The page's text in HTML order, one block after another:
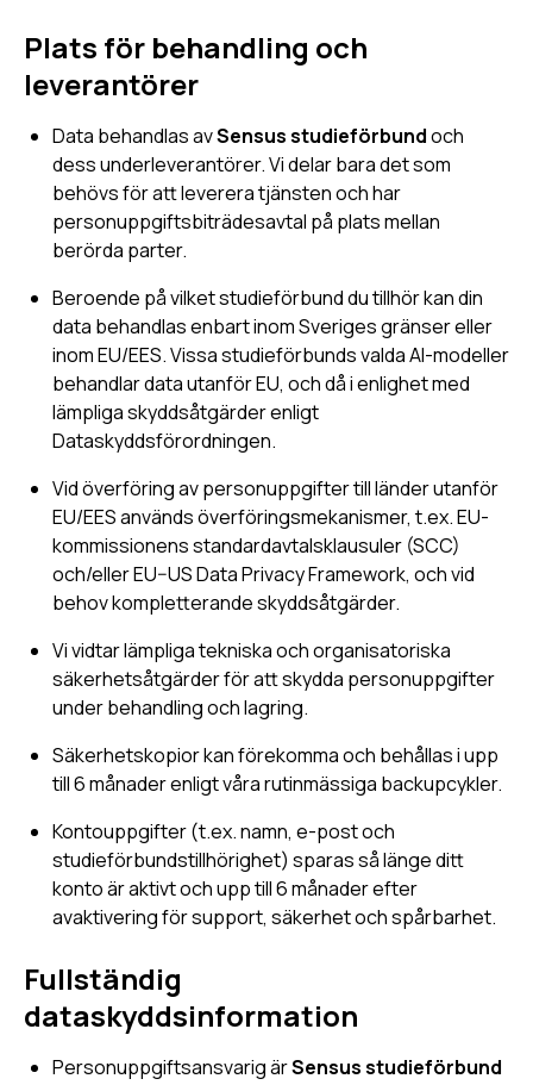
Plats för behandling och
leverantörer
Data behandlas avSensus studieförbundoch
dess underleverantörer. Vi delar bara det som
behövs för att leverera tjänsten och har
personuppgiftsbiträdesavtal på plats mellan
berörda parter.
Beroende på vilket studieförbund du tillhör kan din
data behandlas enbart inom Sveriges gränser eller
inom EU/EES. Vissa studieförbunds valda AI-modeller
behandlar data utanför EU, och då i enlighet med
lämpliga skyddsåtgärder enligt
Dataskyddsförordningen.
Vid överföring av personuppgifter till länder utanför
EU/EES används överföringsmekanismer, t.ex. EU-
kommissionens standardavtalsklausuler (SCC)
och/eller EU–US Data Privacy Framework, och vid
behov kompletterande skyddsåtgärder.
Vi vidtar lämpliga tekniska och organisatoriska
säkerhetsåtgärder för att skydda personuppgifter
under behandling och lagring.
Säkerhetskopior kan förekomma och behållas i upp
till 6 månader enligt våra rutinmässiga backupcykler.
Kontouppgifter (t.ex. namn, e-post och
studieförbundstillhörighet) sparas så länge ditt
konto är aktivt och upp till 6 månader efter
avaktivering för support, säkerhet och spårbarhet.
Fullständig
dataskyddsinformation
Personuppgiftsansvarig ärSensus studieförbund